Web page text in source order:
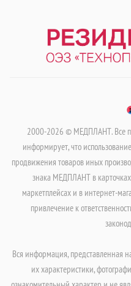
2000-2026 © МЕДПЛАНТ. Все
информирует, что
продвижения товаров иных
знака МЕДПЛАНТ в
маркетплейсах и в интернет-
привлечение к
Вся информация, представленная
их характеристики,